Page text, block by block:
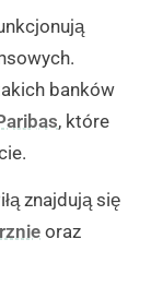
banków
, które
znajdują się
oraz